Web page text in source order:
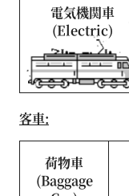
電気機関車
(Electric)
客車:
荷物車
(Baggage